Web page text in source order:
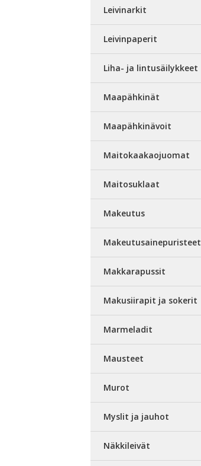
Leivinarkit
Leivinpaperit
Liha- ja lintusäilykkeet
Maapähkinät
Maapähkinävoit
Maitokaakaojuomat
Maitosuklaat
Makeutus
Makeutusainepuristeet
Makkarapussit
Makusiirapit ja sokerit
Marmeladit
Mausteet
Murot
Myslit ja jauhot
Näkkileivät